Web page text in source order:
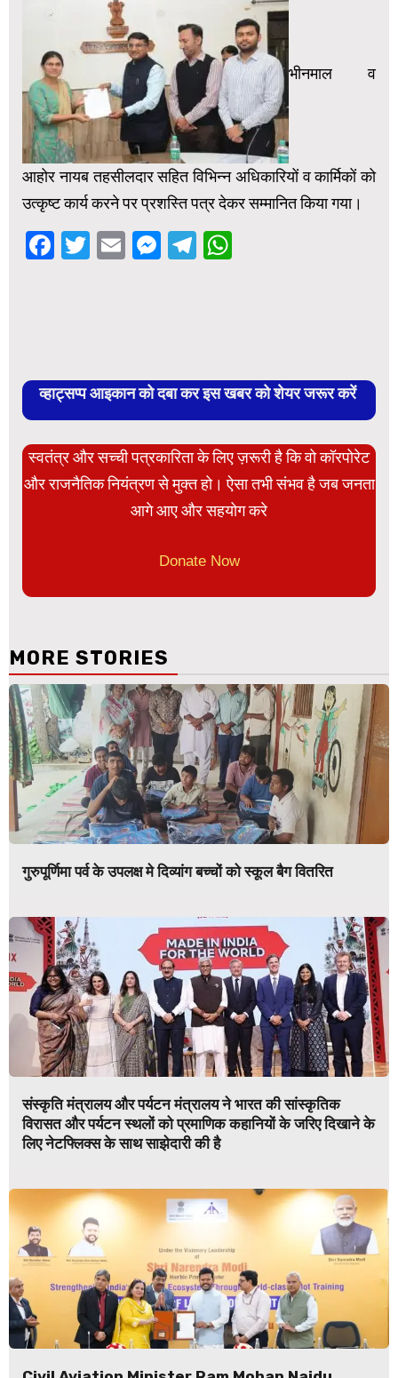
भीनमाल व
आहोर नायब तहसीलदार सहित विभिन्न अधिकारियों व कार्मिकों को
उत्कृष्ट कार्य करने पर प्रशस्ति पत्र देकर सम्मानित किया गया।
Facebook
Twitter
EmailMessenger
Telegram
व्हाट्सप्प आइकान को दबा कर इस खबर को शेयर जरूर करें
स्वतंत्र और सच्ची पत्रकारिता के लिए ज़रूरी है कि वो कॉरपोरेट
और राजनैतिक नियंत्रण से मुक्त हो। ऐसा तभी संभव है जब जनता
आगे आए और सहयोग करे
Donate Now
MORE STORIES
गुरुपूर्णिमा पर्व के उपलक्ष मे दिव्यांग बच्चों को स्कूल बैग वितरित
संस्कृति मंत्रालय और पर्यटन मंत्रालय ने भारत की सांस्कृतिक
विरासत और पर्यटन स्थलों को प्रमाणिक कहानियों के जरिए दिखाने के
लिए नेटफ्लिक्स के साथ साझेदारी की है